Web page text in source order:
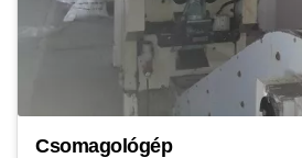
Csomagológép